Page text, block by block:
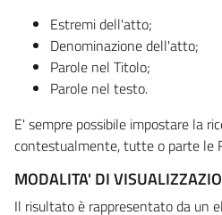
Estremi dell'atto;
Denominazione dell'atto;
Parole nel Titolo;
Parole nel testo.
E' sempre possibile impostare la
contestualmente, tutte o parte le
MODALITA' DI
Il risultato è rappresentato da un